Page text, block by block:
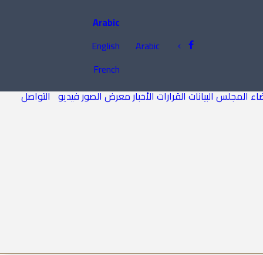
Arabic
Arabic
English
French
المجلسالبياناتالقراراتالأخبارمعرض الصورفيديو التواصل